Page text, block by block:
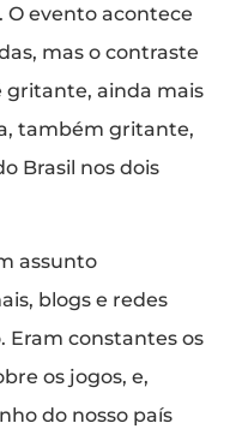
O evento acontece
mas o contraste
gritante, ainda mais
também gritante,
Brasil nos dois
assunto
blogs e redes
Eram constantes os
os jogos, e,
do nosso país